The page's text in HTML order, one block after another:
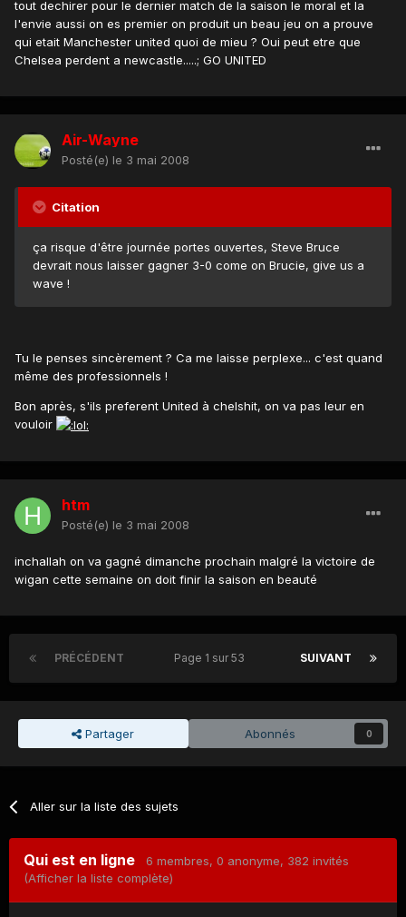
tout dechirer pour le dernier match de la saison le moral et la
l'envie aussi on es premier on produit un beau jeu on a prouve
qui etait Manchester united quoi de mieu ? Oui peut etre que
Chelsea perdent a newcastle.....; GO UNITED
Air-Wayne
Posté(e) le 3 mai 2008
Citation
ça risque d'être journée portes ouvertes, Steve Bruce
devrait nous laisser gagner 3-0 come on Brucie, give us a
wave !
Tu le penses sincèrement ? Ca me laisse perplexe... c'est quand
même des professionnels !
Bon après, s'ils preferent United à chelshit, on va pas leur en
vouloir
htm
Posté(e) le 3 mai 2008
inchallah on va gagné dimanche prochain malgré la victoire de
wigan cette semaine on doit finir la saison en beauté
PRÉCÉDENT SUIVANT
Page 1 sur 53
Partager Abonnés 0
Aller sur la liste des sujets
Qui est en ligne 6 membres, 0 anonyme, 382 invités
(Afficher la liste complète)